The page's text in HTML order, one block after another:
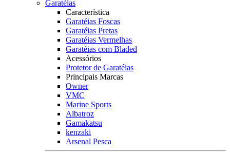
Garatéias
Característica
Garatéias Foscas
Garatéias Pretas
Garatéias Vermelhas
Garatéias com Bladed
Acessórios
Protetor de Garatéias
Principais Marcas
Owner
VMC
Marine Sports
Albatroz
Gamakatsu
kenzaki
Arsenal Pesca